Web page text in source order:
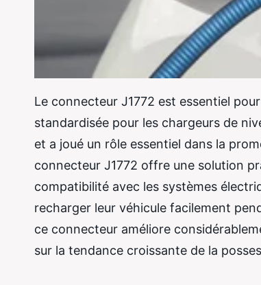
Le connecteur J1772 est essentiel
standardisée pour les chargeurs de
et a joué un rôle essentiel dans la
connecteur J1772 offre une solution
compatibilité avec les systèmes
recharger leur véhicule facilement
ce connecteur améliore
sur la tendance croissante de la